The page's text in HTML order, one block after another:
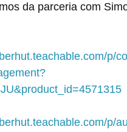
da parceria com
p/
p/